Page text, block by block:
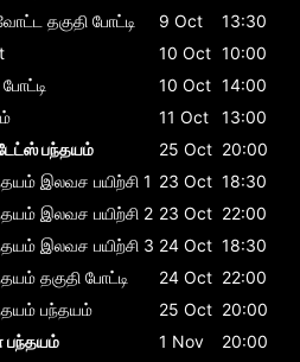
தகுதி போட்டி 9 Oct
13:30
10 Oct 10:00
10 Oct 14:00
11 Oct
13:00
பந்தயம்
25 Oct 20:00
இலவச பயிற்சி 1 23 Oct 18:30
இலவச பயிற்சி 2 23 Oct 22:00
இலவச பயிற்சி 3 24 Oct 18:30
தகுதி போட்டி 24 Oct 22:00
பந்தயம் 25 Oct 20:00
பந்தயம்
1 Nov 20:00